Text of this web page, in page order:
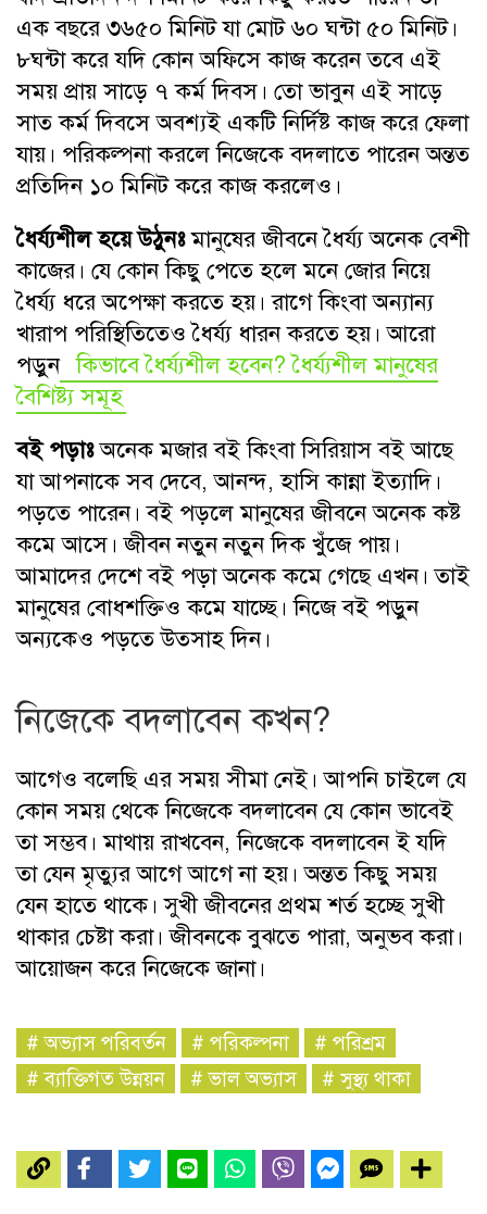
এক বছরে ৩৬৫০ মিনিট যা মোট ৬০ ঘন্টা ৫০ মিনিট।
৮ঘন্টা করে যদি কোন অফিসে কাজ করেন তবে এই
সময় প্রায় সাড়ে ৭ কর্ম দিবস। তো ভাবুন এই সাড়ে
সাত কর্ম দিবসে অবশ্যই একটি নির্দিষ্ট কাজ করে ফেলা
যায়। পরিকল্পনা করলে নিজেকে বদলাতে পারেন অন্তত
প্রতিদিন ১০ মিনিট করে কাজ করলেও।
ধৈর্য্যশীল হয়ে উঠুনঃমানুষের জীবনে ধৈর্য্য অনেক বেশী
কাজের। যে কোন কিছু পেতে হলে মনে জোর নিয়ে
ধৈর্য্য ধরে অপেক্ষা করতে হয়। রাগে কিংবা অন্যান্য
খারাপ পরিস্থিতিতেও ধৈর্য্য ধারন করতে হয়। আরো
পড়ুন কিভাবে ধৈর্য্যশীল হবেন? ধৈর্য্যশীল মানুষের
বৈশিষ্ট্য সমূহ
বই পড়াঃঅনেক মজার বই কিংবা সিরিয়াস বই আছে
যা আপনাকে সব দেবে, আনন্দ, হাসি কান্না ইত্যাদি।
পড়তে পারেন। বই পড়লে মানুষের জীবনে অনেক কষ্ট
কমে আসে। জীবন নতুন নতুন দিক খুঁজে পায়।
আমাদের দেশে বই পড়া অনেক কমে গেছে এখন। তাই
মানুষের বোধশক্তিও কমে যাচ্ছে। নিজে বই পড়ুন
অন্যকেও পড়তে উতসাহ দিন।
নিজেকে বদলাবেন কখন?
আগেও বলেছি এর সময় সীমা নেই। আপনি চাইলে যে
কোন সময় থেকে নিজেকে বদলাবেন যে কোন ভাবেই
তা সম্ভব। মাথায় রাখবেন, নিজেকে বদলাবেন ই যদি
তা যেন মৃত্যুর আগে আগে না হয়। অন্তত কিছু সময়
যেন হাতে থাকে। সুখী জীবনের প্রথম শর্ত হচ্ছে সুখী
থাকার চেষ্টা করা। জীবনকে বুঝতে পারা, অনুভব করা।
আয়োজন করে নিজেকে জানা।
#অভ্যাস পরিবর্তন #পরিকল্পনা #পরিশ্রম
#ব্যাক্তিগত উন্নয়ন #ভাল অভ্যাস #সুস্থ্য থাকা